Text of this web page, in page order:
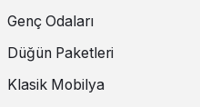
Genç Odaları
Düğün Paketleri
Klasik Mobilya